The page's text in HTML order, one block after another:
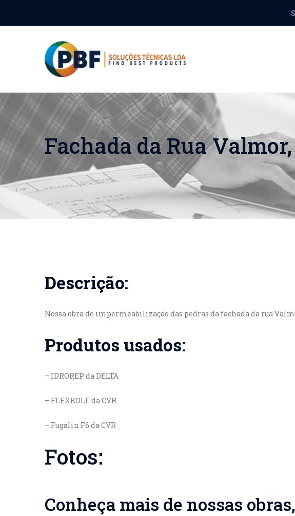
Fachada da Rua
Descrição:
Nossa obra de impermeabilização das pedras da fachada da rua
Produtos usados:
– IDROREP da DELTA
– FLEXKOLL da CVR
– Fugalin F6 da CVR
Fotos:
Conheça mais de nossas